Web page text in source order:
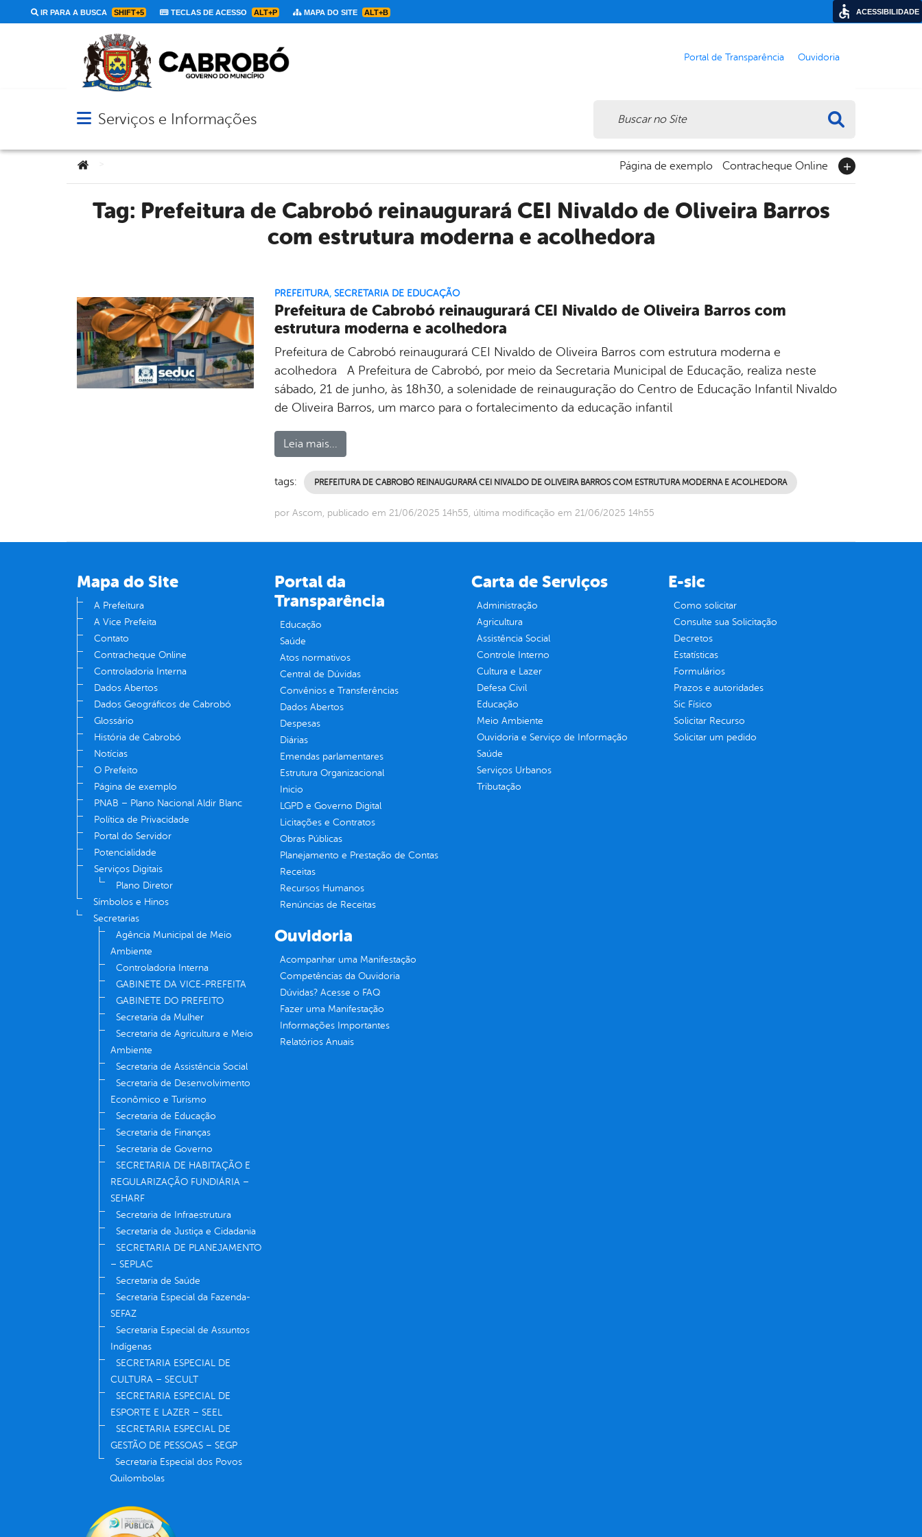
IR PARA A BUSCA SHIFT+5 TECLAS DE ACESSO ALT+P MAPA DO SITE ALT+B
Portal de Transparência Ouvidoria
Abrir menu principal de navegação
Serviços e Informações
Você está aqui: Página de exemplo Contracheque Online
Tag: Prefeitura de Cabrobó reinaugurará CEI Nivaldo de Oliveira Barros
com estrutura moderna e acolhedora
PREFEITURA, SECRETARIA DE EDUCAÇÃO
Prefeitura de Cabrobó reinaugurará CEI Nivaldo de Oliveira Barros com
estrutura moderna e acolhedora
Prefeitura de Cabrobó reinaugurará CEI Nivaldo de Oliveira Barros com estrutura moderna e
acolhedora A Prefeitura de Cabrobó, por meio da Secretaria Municipal de Educação, realiza neste
sábado, 21 de junho, às 18h30, a solenidade de reinauguração do Centro de Educação Infantil Nivaldo
de Oliveira Barros, um marco para o fortalecimento da educação infantil
Leia mais...
tags: PREFEITURA DE CABROBÓ REINAUGURARÁ CEI NIVALDO DE OLIVEIRA BARROS COM ESTRUTURA MODERNA E ACOLHEDORA
por Ascom, publicado em 21/06/2025 14h55, última modificação em 21/06/2025 14h55
Mapa do Site
A Prefeitura
A Vice Prefeita
Contato
Contracheque Online
Controladoria Interna
Dados Abertos
Dados Geográficos de Cabrobó
Glossário
História de Cabrobó
Notícias
O Prefeito
Página de exemplo
PNAB – Plano Nacional Aldir Blanc
Política de Privacidade
Portal do Servidor
Potencialidade
Serviços Digitais
Plano Diretor
Símbolos e Hinos
Secretarias
Agência Municipal de Meio
Ambiente
Controladoria Interna
GABINETE DA VICE-PREFEITA
GABINETE DO PREFEITO
Secretaria da Mulher
Secretaria de Agricultura e Meio
Ambiente
Secretaria de Assistência Social
Secretaria de Desenvolvimento
Econômico e Turismo
Secretaria de Educação
Secretaria de Finanças
Secretaria de Governo
SECRETARIA DE HABITAÇÃO E
REGULARIZAÇÃO FUNDIÁRIA –
SEHARF
Secretaria de Infraestrutura
Secretaria de Justiça e Cidadania
SECRETARIA DE PLANEJAMENTO
– SEPLAC
Secretaria de Saúde
Secretaria Especial da Fazenda-
SEFAZ
Secretaria Especial de Assuntos
Indígenas
SECRETARIA ESPECIAL DE
CULTURA – SECULT
SECRETARIA ESPECIAL DE
ESPORTE E LAZER – SEEL
SECRETARIA ESPECIAL DE
GESTÃO DE PESSOAS – SEGP
Secretaria Especial dos Povos
Quilombolas
Portal da
Transparência
Educação
Saúde
Atos normativos
Central de Dúvidas
Convênios e Transferências
Dados Abertos
Despesas
Diárias
Emendas parlamentares
Estrutura Organizacional
Inicio
LGPD e Governo Digital
Licitações e Contratos
Obras Públicas
Planejamento e Prestação de Contas
Receitas
Recursos Humanos
Renúncias de Receitas
Carta de Serviços
Administração
Agricultura
Assistência Social
Controle Interno
Cultura e Lazer
Defesa Civil
Educação
Meio Ambiente
Ouvidoria e Serviço de Informação
Saúde
Serviços Urbanos
Tributação
E-sic
Como solicitar
Consulte sua Solicitação
Decretos
Estatísticas
Formulários
Prazos e autoridades
Sic Físico
Solicitar Recurso
Solicitar um pedido
Ouvidoria
Acompanhar uma Manifestação
Competências da Ouvidoria
Dúvidas? Acesse o FAQ
Fazer uma Manifestação
Informações Importantes
Relatórios Anuais
ACESSIBILIDADE